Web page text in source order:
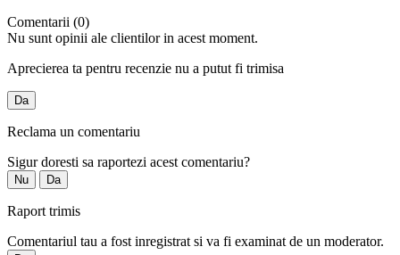
Comentarii (0)
Nu sunt opinii ale clientilor in acest moment.
Aprecierea ta pentru recenzie nu a putut fi trimisa
Da
Reclama un comentariu
Sigur doresti sa raportezi acest comentariu?
Nu Da
Raport trimis
Comentariul tau a fost inregistrat si va fi examinat de un moderator.